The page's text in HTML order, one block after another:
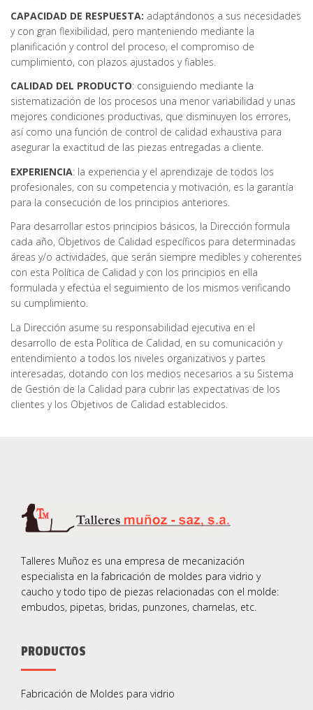
CAPACIDAD DE RESPUESTA: adaptándonos a sus necesidades
y con gran flexibilidad, pero manteniendo mediante la
planificación y control del proceso, el compromiso de
cumplimiento, con plazos ajustados y fiables.
CALIDAD DEL PRODUCTO: consiguiendo mediante la
sistematización de los procesos una menor variabilidad y unas
mejores condiciones productivas, que disminuyen los errores,
así como una función de control de calidad exhaustiva para
asegurar la exactitud de las piezas entregadas a cliente.
EXPERIENCIA: la experiencia y el aprendizaje de todos los
profesionales, con su competencia y motivación, es la garantía
para la consecución de los principios anteriores.
Para desarrollar estos principios básicos, la Dirección formula
cada año, Objetivos de Calidad específicos para determinadas
áreas y/o actividades, que serán siempre medibles y coherentes
con esta Política de Calidad y con los principios en ella
formulada y efectúa el seguimiento de los mismos verificando
su cumplimiento.
La Dirección asume su responsabilidad ejecutiva en el
desarrollo de esta Política de Calidad, en su comunicación y
entendimiento a todos los niveles organizativos y partes
interesadas, dotando con los medios necesarios a su Sistema
de Gestión de la Calidad para cubrir las expectativas de los
clientes y los Objetivos de Calidad establecidos.
Talleres Muñoz es una empresa de mecanización
especialista en la fabricación de moldes para vidrio y
caucho y todo tipo de piezas relacionadas con el molde:
embudos, pipetas, bridas, punzones, charnelas, etc.
PRODUCTOS
Fabricación de Moldes para vidrio